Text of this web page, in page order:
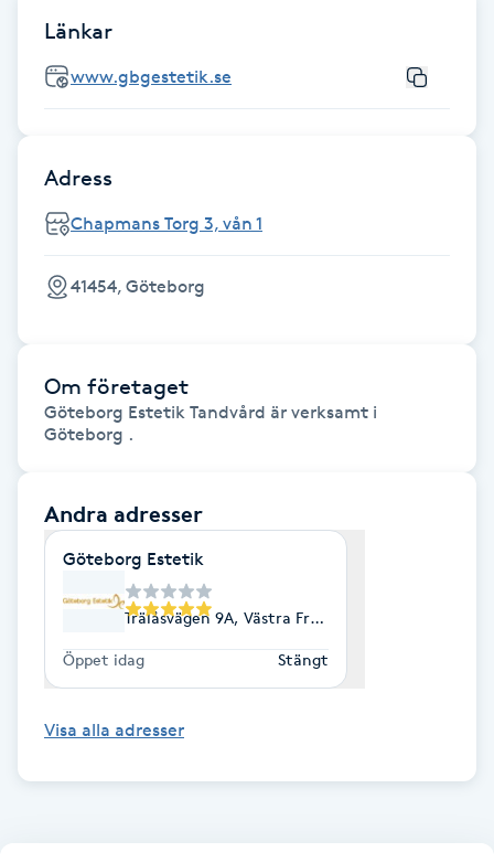
Friskvårdsmassage
Frisör
Färgning
G
Gel naglar
Gelenaglar
Gellack
Gellack med förstärkning
Gravidmassage
Gruppträning
Länkar
www.gbgestetik.se
Adress
Chapmans Torg 3, vån 1
41454, Göteborg
Om företaget
Göteborg Estetik Tandvård är verksamt i
Göteborg .
Andra adresser
Göteborg Estetik
Trälåsvägen 9A, Västra Frölunda
Öppet idag Stängt
Visa alla adresser